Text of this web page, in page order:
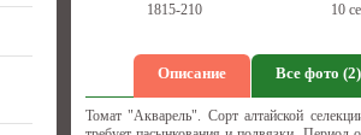
1815-210
10
Описание Все фото (2)
Томат "Акварель". Сорт алтайской